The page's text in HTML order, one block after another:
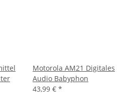
Motorola AM21 Digitales
Audio Babyphon
43,99 € *